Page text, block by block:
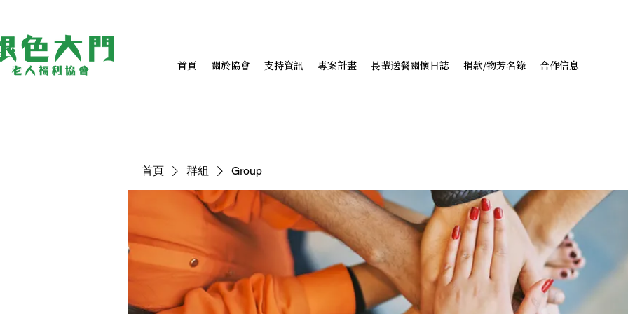
首頁 關於協會 支持資訊 專案計畫 長輩送餐關懷日誌 捐款/物芳名錄 合作信息
首頁 群組 Group